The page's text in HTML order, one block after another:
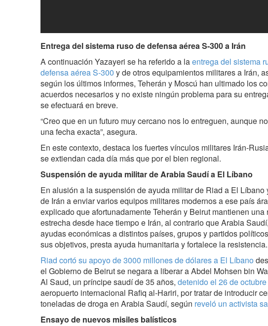
Entrega del sistema ruso de defensa aérea S-300 a Irán
A continuación Yazayeri se ha referido a laentrega del sistema
defensa aérea S-300 y de otros equipamientos militares a Irán,
según los últimos informes, Teherán y Moscú han ultimado los
acuerdos necesarios y no existe ningún problema para su
se efectuará en breve.
“Creo que en un futuro muy cercano nos lo entreguen, aunque
una fecha exacta”, asegura.
En este contexto, destaca los fuertes vínculos militares Irán-
se extiendan cada día más que por el bien regional.
Suspensión de ayuda militar de Arabia Saudí a El Líbano
En alusión a la suspensión de ayuda militar de Riad a El Líbano
de Irán a enviar varios equipos militares modernos a ese país
explicado que afortunadamente Teherán y Beirut mantienen una
estrecha desde hace tiempo e Irán, al contrario que Arabia
ayudas económicas a distintos países, grupos y partidos
sus objetivos, presta ayuda humanitaria y fortalece la resistencia.
Riad cortó su apoyo de 3000 millones de dólares a El Líbano
el Gobierno de Beirut se negara a liberar a Abdel Mohsen bin
Al Saud, un príncipe saudí de 35 años, detenido el 26 de
aeropuerto internacional Rafiq al-Hariri, por tratar de introducir
toneladas de droga en Arabia Saudí, según reveló un activista
Ensayo de nuevos misiles balísticos